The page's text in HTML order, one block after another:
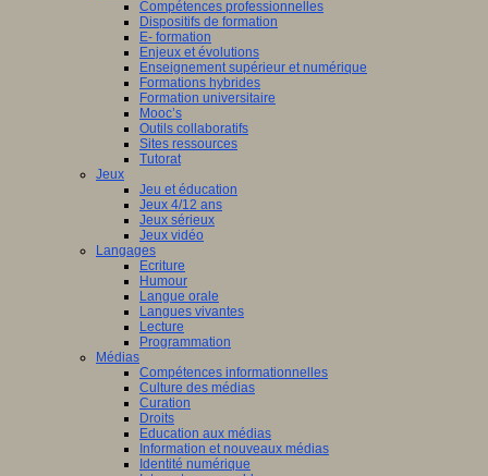
Compétences professionnelles
Dispositifs de formation
E- formation
Enjeux et évolutions
Enseignement supérieur et numérique
Formations hybrides
Formation universitaire
Mooc’s
Outils collaboratifs
Sites ressources
Tutorat
Jeux
Jeu et éducation
Jeux 4/12 ans
Jeux sérieux
Jeux vidéo
Langages
Ecriture
Humour
Langue orale
Langues vivantes
Lecture
Programmation
Médias
Compétences informationnelles
Culture des médias
Curation
Droits
Education aux médias
Information et nouveaux médias
Identité numérique